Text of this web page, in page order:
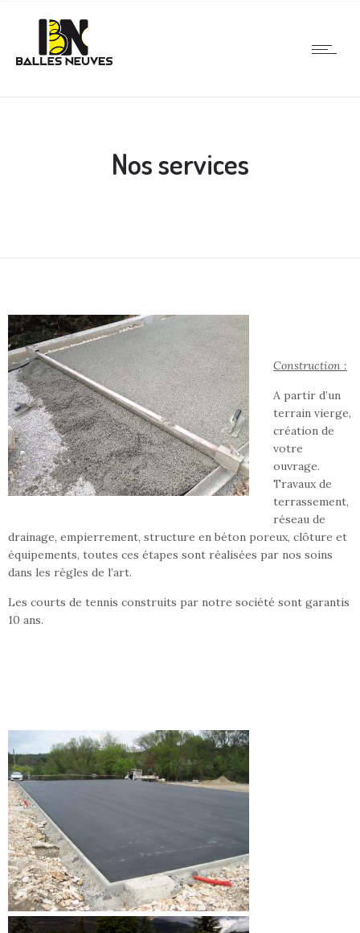
Nos services
Construction :
A partir d’un
terrain vierge,
création de
votre
ouvrage.
Travaux de
terrassement,
réseau de
drainage, empierrement, structure en béton poreux, clôture et
équipements, toutes ces étapes sont réalisées par nos soins
dans les règles de l’art.
Les courts de tennis construits par notre société sont garantis
10 ans.